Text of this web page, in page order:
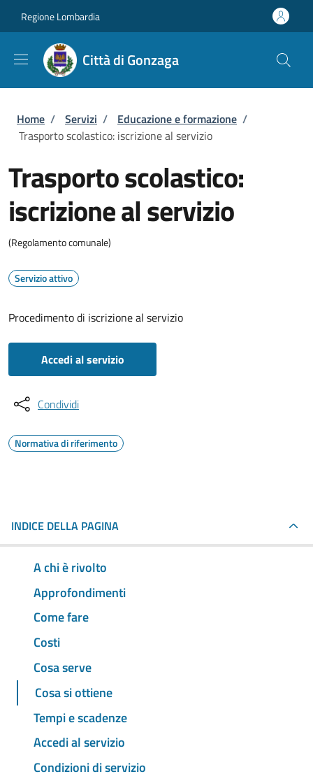
Regione Lombardia
Città di Gonzaga
Briciole di pane
Home / Servizi / Educazione e formazione /
Trasporto scolastico: iscrizione al servizio
Trasporto scolastico:
iscrizione al servizio
(Regolamento comunale)
Servizio attivo
Procedimento di iscrizione al servizio
Accedi al servizio
Condividi
Normativa di riferimento
INDICE DELLA PAGINA
A chi è rivolto
Approfondimenti
Come fare
Costi
Cosa serve
Cosa si ottiene
Tempi e scadenze
Accedi al servizio
Condizioni di servizio